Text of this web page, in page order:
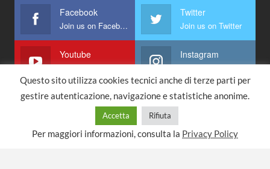
Facebook
Join us on Facebook
Twitter
Join us on Twitter
Youtube
Join us on Youtube
Instagram
Join us on Instagram
Home Page
Questo sito utilizza cookies tecnici anche di terze parti per
gestire autenticazione, navigazione e statistiche anonime.
Accetta Rifiuta
Per maggiori informazioni, consulta la Privacy Policy